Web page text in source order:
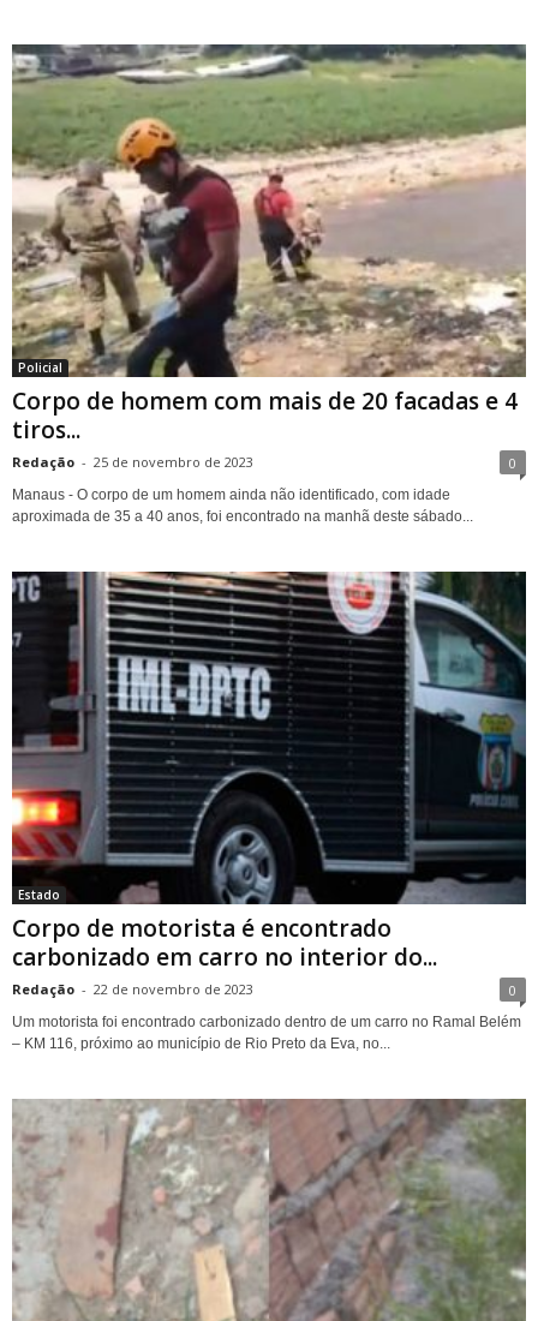
Policial
Corpo de homem com mais de 20 facadas e 4
tiros...
Redação - 25 de novembro de 2023 0
Manaus - O corpo de um homem ainda não identificado, com idade
aproximada de 35 a 40 anos, foi encontrado na manhã deste sábado...
Estado
Corpo de motorista é encontrado
carbonizado em carro no interior do...
Redação - 22 de novembro de 2023 0
Um motorista foi encontrado carbonizado dentro de um carro no Ramal Belém
– KM 116, próximo ao município de Rio Preto da Eva, no...